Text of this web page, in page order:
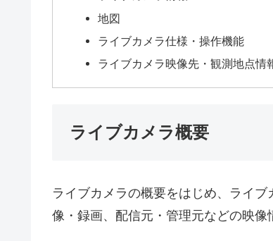
地図
ライブカメラ仕様・操作機能
ライブカメラ映像先・観測地点情
ライブカメラ概要
ライブカメラの概要をはじめ、ライ
像・録画、配信元・管理元などの映像